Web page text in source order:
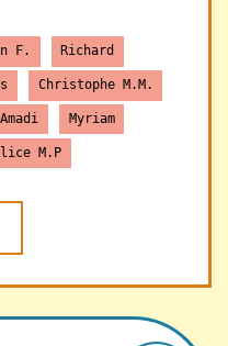
F. Richard
Christophe M.M.
Amadi Myriam
M.P